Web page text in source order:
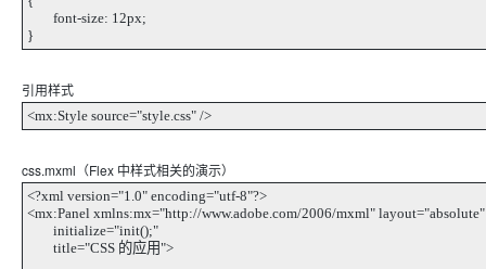
font-size: 12px;
}
引用样式
<mx:Style source="style.css" />
css.mxml（Flex 中样式相关的演示）
<?xml version="1.0" encoding="utf-8"?>
<mx:Panel xmlns:mx="http://www.adobe.com/2006/mxml"
initialize="init();"
title="CSS 的应用">